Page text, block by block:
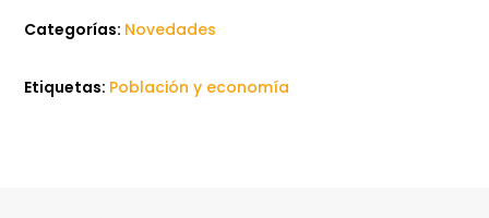
Categorías: Novedades
Etiquetas: Población y economía